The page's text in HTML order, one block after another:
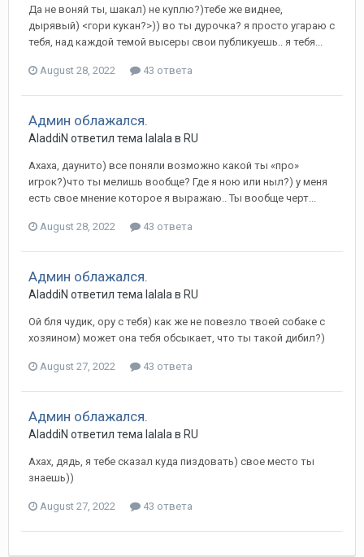
Да не воняй ты, шакал) не куплю?)тебе же виднее,
дырявый) <гори кукан?>)) во ты дурочка? я просто угараю с
тебя, над каждой темой высеры свои публикуешь.. я тебя...
August 28, 2022 43 ответа
Админ облажался.
AladdiN ответил тема lalala в RU
Ахаха, даунито) все поняли возможно какой ты «про»
игрок?)что ты мелишь вообще? Где я ною или ныл?) у меня
есть свое мнение которое я выражаю.. Ты вообще черт...
August 28, 2022 43 ответа
Админ облажался.
AladdiN ответил тема lalala в RU
Ой бля чудик, ору с тебя) как же не повезло твоей собаке с
хозяином) может она тебя обсыкает, что ты такой дибил?)
August 27, 2022 43 ответа
Админ облажался.
AladdiN ответил тема lalala в RU
Ахах, дядь, я тебе сказал куда пиздовать) свое место ты
знаешь))
August 27, 2022 43 ответа